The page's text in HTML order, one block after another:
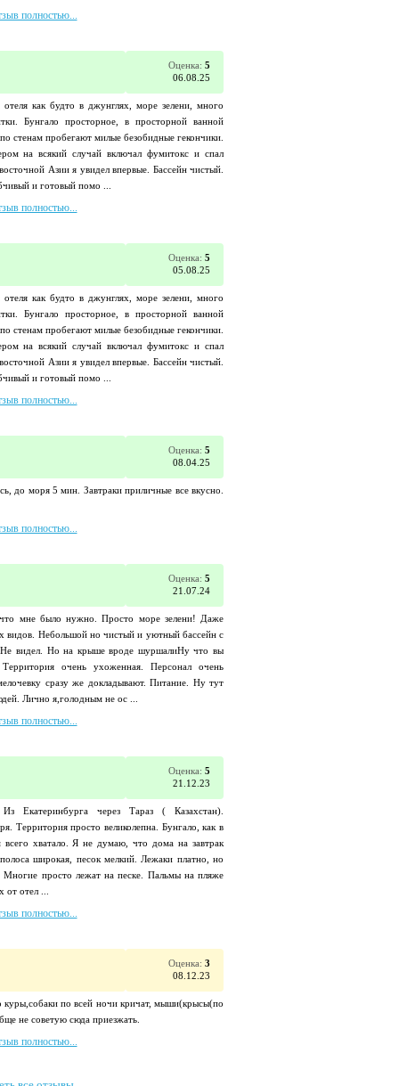
полностью...
Оценка: 5
06.08.25
как будто в джунглях, море зелени, много
Бунгало просторное, в просторной ванной
стенам пробегают милые безобидные гекончики.
на всякий случай включал фумитокс и спал
Азии я увидел впервые. Бассейн чистый.
и готовый помо ...
полностью...
Оценка: 5
05.08.25
как будто в джунглях, море зелени, много
Бунгало просторное, в просторной ванной
стенам пробегают милые безобидные гекончики.
на всякий случай включал фумитокс и спал
Азии я увидел впервые. Бассейн чистый.
и готовый помо ...
полностью...
Оценка: 5
08.04.25
до моря 5 мин. Завтраки приличные все вкусно.
полностью...
Оценка: 5
21.07.24
мне было нужно. Просто море зелени! Даже
видов. Небольшой но чистый и уютный бассейн с
видел. Но на крыше вроде шуршалиНу что вы
очень ухоженная. Персонал очень
сразу же докладывают. Питание. Ну тут
Лично я,голодным не ос ...
полностью...
Оценка: 5
21.12.23
Екатеринбурга через Тараз ( Казахстан).
Территория просто великолепна. Бунгало, как в
хватало. Я не думаю, что дома на завтрак
широкая, песок мелкий. Лежаки платно, но
просто лежат на песке. Пальмы на пляже
от отел ...
полностью...
Оценка: 3
08.12.23
куры,собаки по всей ночи кричат, мыши(крысы(по
не советую сюда приезжать.
полностью...